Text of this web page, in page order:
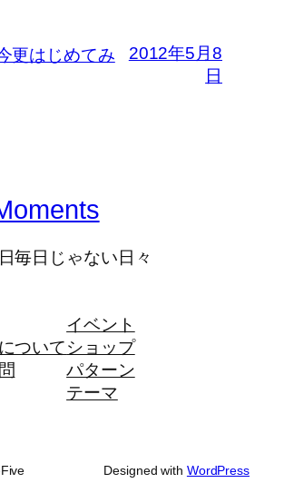
更はじめてみ
2012年5月8
日
毎日じゃない日々
ついて
イベント
ショップ
パターン
テーマ
Designed with WordPress